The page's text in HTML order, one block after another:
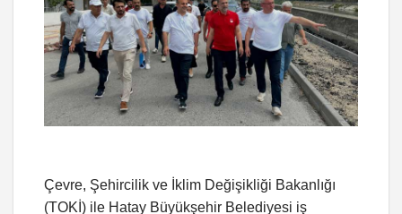
Çevre, Şehircilik ve İklim Değişikliği Bakanlığı
(TOKİ) ile Hatay Büyükşehir Belediyesi iş